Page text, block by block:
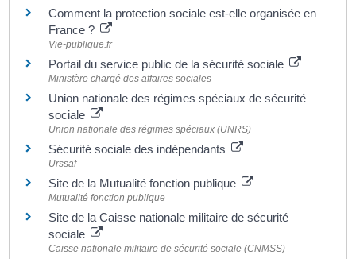
Comment la protection sociale est-elle organisée en
France ?
Vie-publique.fr
Portail du service public de la sécurité sociale
Ministère chargé des affaires sociales
Union nationale des régimes spéciaux de sécurité
sociale
Union nationale des régimes spéciaux (UNRS)
Sécurité sociale des indépendants
Urssaf
Site de la Mutualité fonction publique
Mutualité fonction publique
Site de la Caisse nationale militaire de sécurité
sociale
Caisse nationale militaire de sécurité sociale (CNMSS)